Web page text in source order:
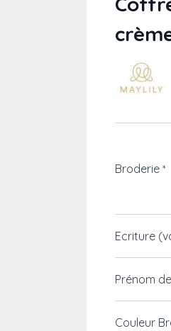
Broderie *
Ecriture
Prénom
Couleur